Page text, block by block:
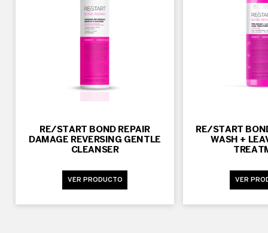
RE/START BOND REPAIR
DAMAGE REVERSING GENTLE
CLEANSER
VER PRODUCTO
RE/START
WASH +
VER